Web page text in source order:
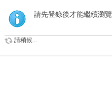
請先登錄後才能繼續瀏覽
請稍候...